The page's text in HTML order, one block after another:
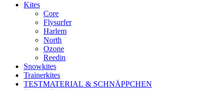
Kites
Core
Flysurfer
Harlem
North
Ozone
Reedin
Snowkites
Trainerkites
TESTMATERIAL & SCHNÄPPCHEN